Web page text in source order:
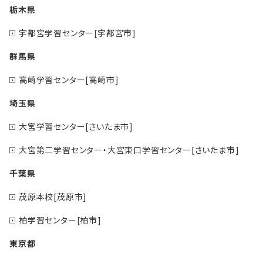
栃木県
宇都宮学習センター[宇都宮市]
群馬県
高崎学習センター[高崎市]
埼玉県
大宮学習センター[さいたま市]
大宮第二学習センター・大宮東口学習センター[さいたま市]
千葉県
茂原本校[茂原市]
柏学習センター[柏市]
東京都